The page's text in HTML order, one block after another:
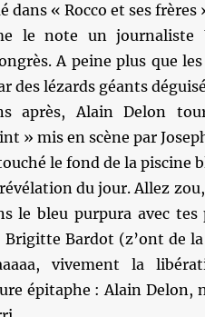
dans « Rocco et ses
le note un journaliste
A peine plus que
des lézards géants
après, Alain Delon
» mis en scène par
le fond de la piscine
du jour. Allez
le bleu purpura avec tes
Bardot (z’ont de
vivement la
épitaphe : Alain Delon,